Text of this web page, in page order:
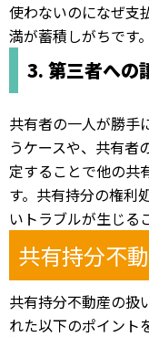
使わないのになぜ支
満が蓄積しがちです。
3. 第三者への
共有者の一人が勝手
うケースや、共有者
定することで他の共
す。共有持分の権利
いトラブルが生じる
共有持分不
共有持分不動産の扱
れた以下のポイント